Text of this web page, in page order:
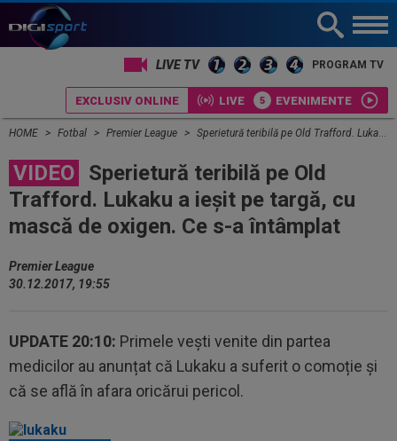
LIVE TV PROGRAM TV
EXCLUSIV ONLINE LIVE EVENIMENTE
HOME Fotbal Premier League Sperietură teribilă pe Old Trafford. Lukaku a ieşit pe targă, cu mască de oxigen. Ce s-a întâmplat
VIDEO
Sperietură teribilă pe Old
Trafford. Lukaku a ieşit pe targă, cu
mască de oxigen. Ce s-a întâmplat
Premier League
30.12.2017, 19:55
UPDATE 20:10: Primele vești venite din partea
medicilor au anunțat că Lukaku a suferit o comoție și
că se află în afara oricărui pericol.